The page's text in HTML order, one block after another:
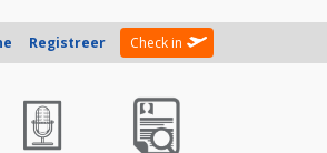
Registreer Check in